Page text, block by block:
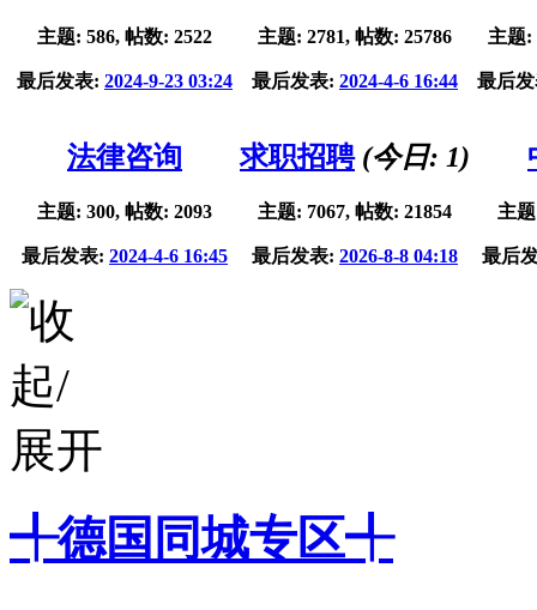
主题: 586, 帖数: 2522
最后发表: 2024-9-23 03:24
主题: 2781, 帖数: 25786
最后发表: 2024-4-6 16:44
主题:
最后
法律咨询
主题: 300, 帖数: 2093
最后发表: 2024-4-6 16:45
求职招聘(今日: 1)
主题: 7067, 帖数: 21854
最后发表: 2026-8-8 04:18
主
最后
╃德国同城专区╃